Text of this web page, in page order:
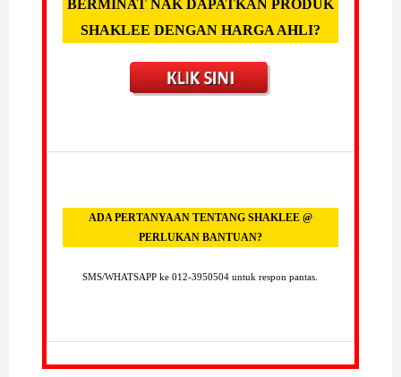
BERMINAT NAK DAPATKAN PRODUK
SHAKLEE DENGAN HARGA AHLI?
ADA PERTANYAAN TENTANG SHAKLEE @
PERLUKAN BANTUAN?
SMS/WHATSAPP ke 012-3950504 untuk respon pantas.